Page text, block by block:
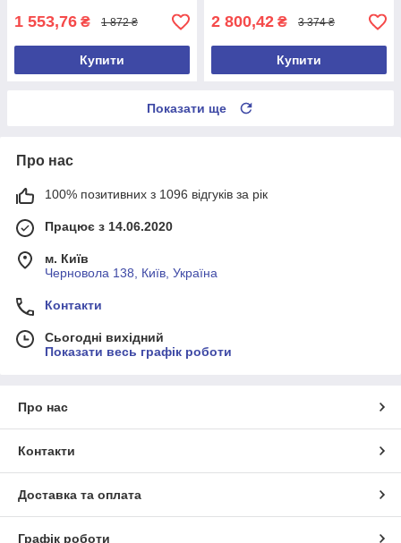
1 553,76 ₴ 1 872 ₴
Купити
2 800,42 ₴ 3 374 ₴
Купити
Показати ще
Про нас
100% позитивних з 1096 відгуків за рік
Працює з 14.06.2020
м. Київ
Черновола 138, Київ, Україна
Контакти
Сьогодні вихідний
Показати весь графік роботи
Про нас
Контакти
Доставка та оплата
Графік роботи